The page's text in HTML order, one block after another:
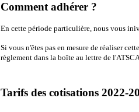
Comment adhérer ?
En cette période particulière, nous vous
Si vous n'êtes pas en mesure de réaliser
règlement dans la boîte au lettre de
Tarifs des cotisations 2022-